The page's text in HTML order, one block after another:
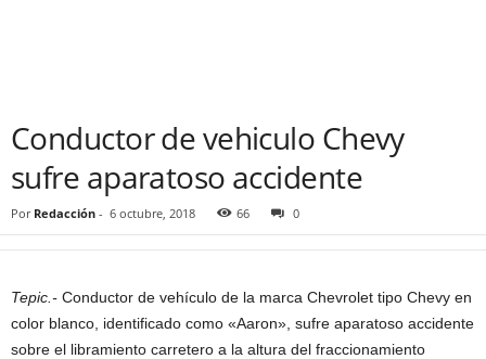
Conductor de vehiculo Chevy
sufre aparatoso accidente
Por Redacción - 6 octubre, 2018 66 0
Tepic.- Conductor de vehículo de la marca Chevrolet tipo Chevy en
color blanco, identificado como «Aaron», sufre aparatoso accidente
sobre el libramiento carretero a la altura del fraccionamiento